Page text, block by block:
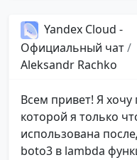
Yandex Cloud -
Официальный чат/
Aleksandr Rachko
Всем привет! Я
которой я только
использована
boto3 в lambda